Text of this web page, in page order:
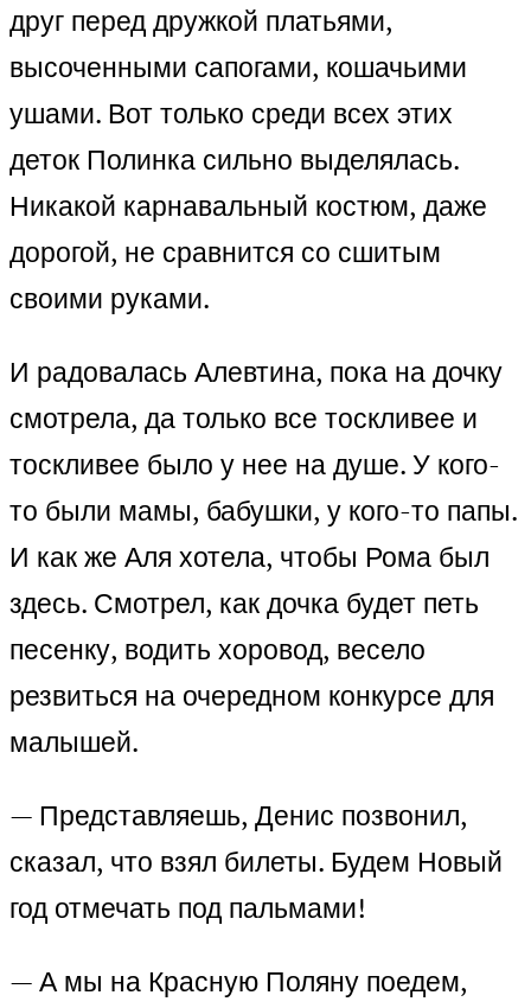
друг перед дружкой платьями,
высоченными сапогами, кошачьими
ушами. Вот только среди всех этих
деток Полинка сильно выделялась.
Никакой карнавальный костюм, даже
дорогой, не сравнится со сшитым
своими руками.
И радовалась Алевтина, пока на дочку
смотрела, да только все тоскливее и
тоскливее было у нее на душе. У кого-
то были мамы, бабушки, у кого-то папы.
И как же Аля хотела, чтобы Рома был
здесь. Смотрел, как дочка будет петь
песенку, водить хоровод, весело
резвиться на очередном конкурсе для
малышей.
— Представляешь, Денис позвонил,
сказал, что взял билеты. Будем Новый
год отмечать под пальмами!
— А мы на Красную Поляну поедем,